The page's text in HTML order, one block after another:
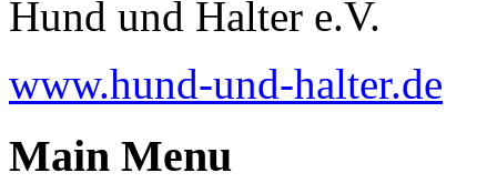
Hund und Halter e.V.
www.hund-und-halter.de
Main Menu